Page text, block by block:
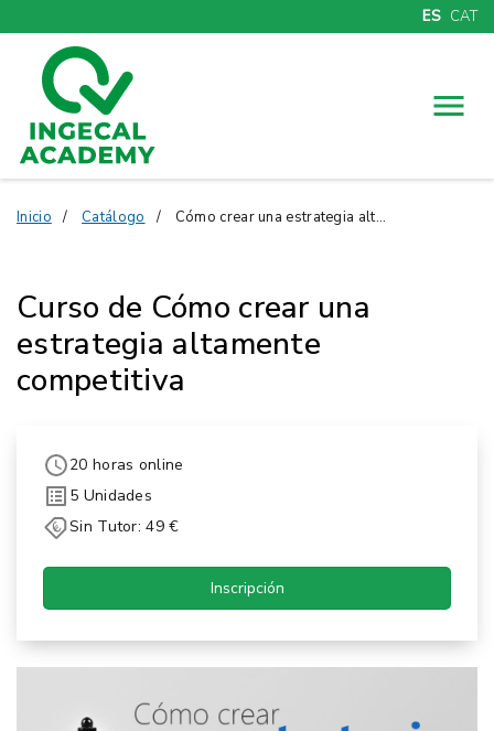
ES CAT
Menú
Inicio Catálogo Cómo crear una estrategia altamente competitiva
Curso de Cómo crear una
estrategia altamente
competitiva
20 horas online
5 Unidades
Sin Tutor: 49 €
Inscripción